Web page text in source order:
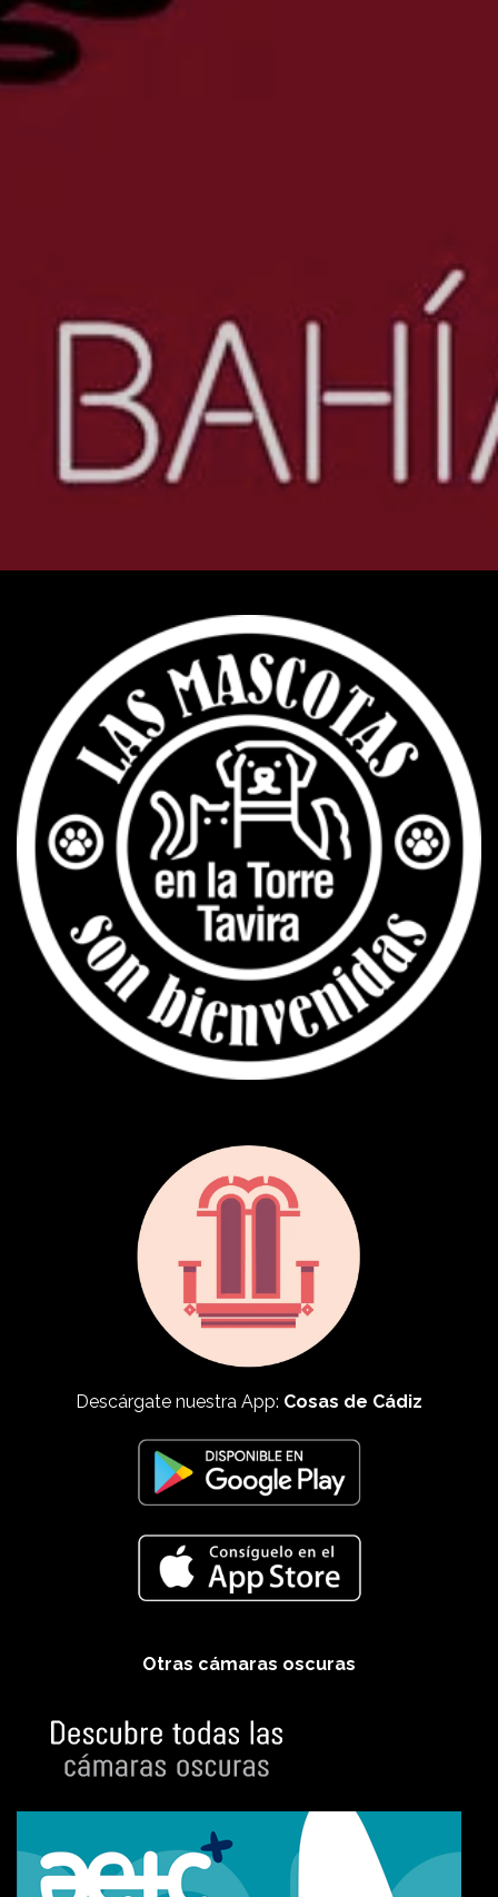
Descárgate nuestra App: Cosas de Cádiz
Otras cámaras oscuras